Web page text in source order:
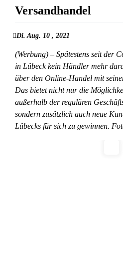
Versandhandel
Di. Aug. 10 , 2021
(Werbung) – Spätestens seit der
in Lübeck kein Händler mehr
über den Online-Handel mit
Das bietet nicht nur die
außerhalb der regulären
sondern zusätzlich auch neue
Lübecks für sich zu gewinnen.